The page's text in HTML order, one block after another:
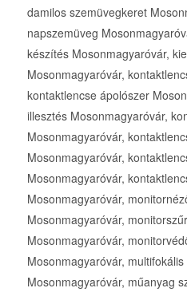
damilos szemüvegkeret
napszemüveg
készítés Mosonmagyaróvár,
Mosonmagyaróvár,
kontaktlencse ápolószer
illesztés Mosonmagyaróvár,
Mosonmagyaróvár,
Mosonmagyaróvár,
Mosonmagyaróvár,
Mosonmagyaróvár,
Mosonmagyaróvár,
Mosonmagyaróvár,
Mosonmagyaróvár,
Mosonmagyaróvár, műanyag